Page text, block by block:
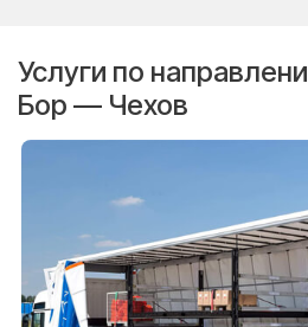
Услуги по
Бор — Чехов